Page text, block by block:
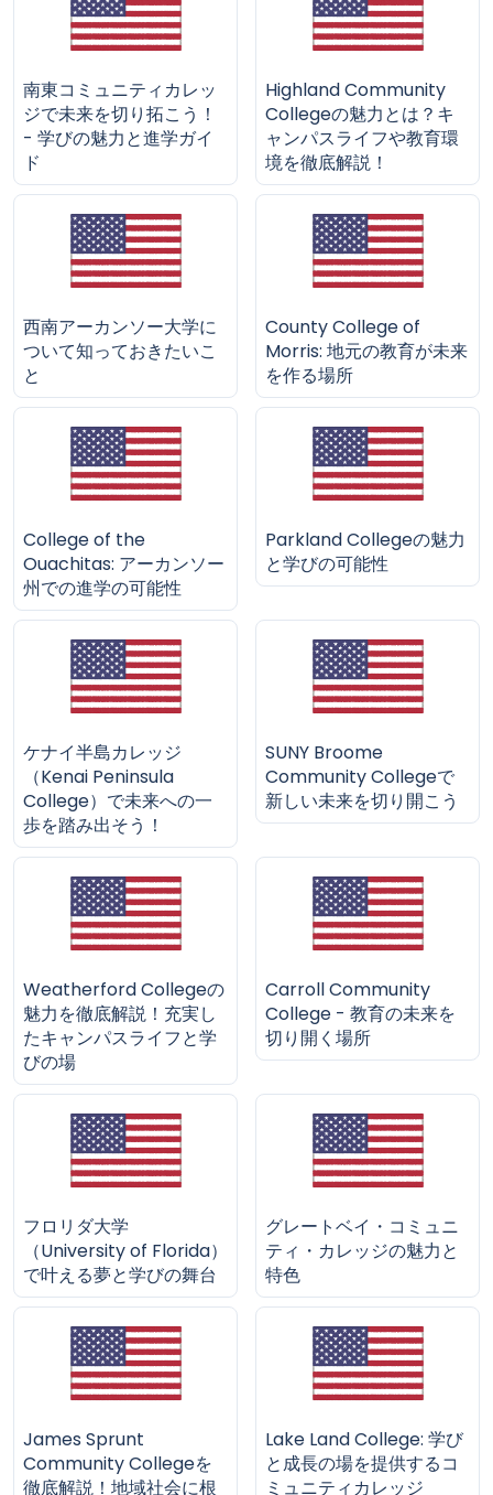
南東コミュニティカレッ
ジで未来を切り拓こう！
- 学びの魅力と進学ガイ
ド
Highland Community
Collegeの魅力とは？キ
ャンパスライフや教育環
境を徹底解説！
西南アーカンソー大学に
ついて知っておきたいこ
と
County College of
Morris: 地元の教育が未来
を作る場所
College of the
Ouachitas: アーカンソー
州での進学の可能性
Parkland Collegeの魅力
と学びの可能性
ケナイ半島カレッジ
（Kenai Peninsula
College）で未来への一
歩を踏み出そう！
SUNY Broome
Community Collegeで
新しい未来を切り開こう
Weatherford Collegeの
魅力を徹底解説！充実し
たキャンパスライフと学
びの場
Carroll Community
College - 教育の未来を
切り開く場所
フロリダ大学
（University of Florida）
で叶える夢と学びの舞台
グレートベイ・コミュニ
ティ・カレッジの魅力と
特色
James Sprunt
Community Collegeを
徹底解説！地域社会に根
Lake Land College: 学び
と成長の場を提供するコ
ミュニティカレッジ